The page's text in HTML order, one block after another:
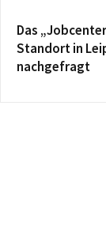
Das
Standort in
nachgefragt